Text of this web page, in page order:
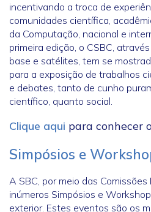
incentivando a troca de
comunidades científica,
da Computação, nacional e
primeira edição, o CSBC,
base e satélites, tem se
para a exposição de trabalhos
e debates, tanto de cunho
científico, quanto social.
Clique aqui para conhecer
Simpósios e
A SBC, por meio das Comissões
inúmeros Simpósios e
exterior. Estes eventos são os